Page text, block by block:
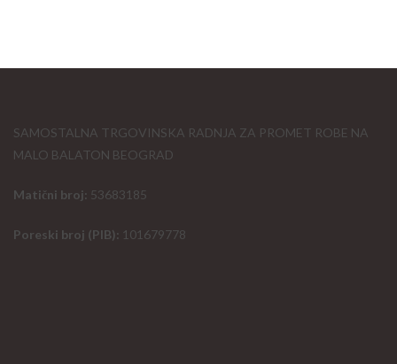
SAMOSTALNA TRGOVINSKA RADNJA ZA PROMET ROBE NA
MALO BALATON BEOGRAD
Matični broj: 53683185
Poreski broj (PIB): 101679778